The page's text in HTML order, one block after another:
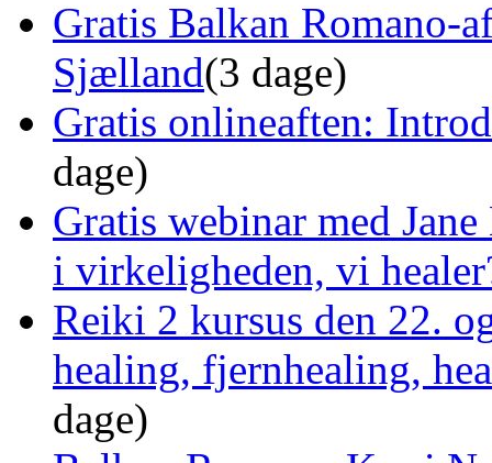
Gratis Balkan Romano-
Sjælland(3 dage)
Gratis onlineaften:
dage)
Gratis webinar med
i virkeligheden, vi
Reiki 2 kursus den 22.
healing, fjernhealing,
dage)